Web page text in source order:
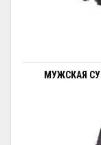
МУЖСКАЯ